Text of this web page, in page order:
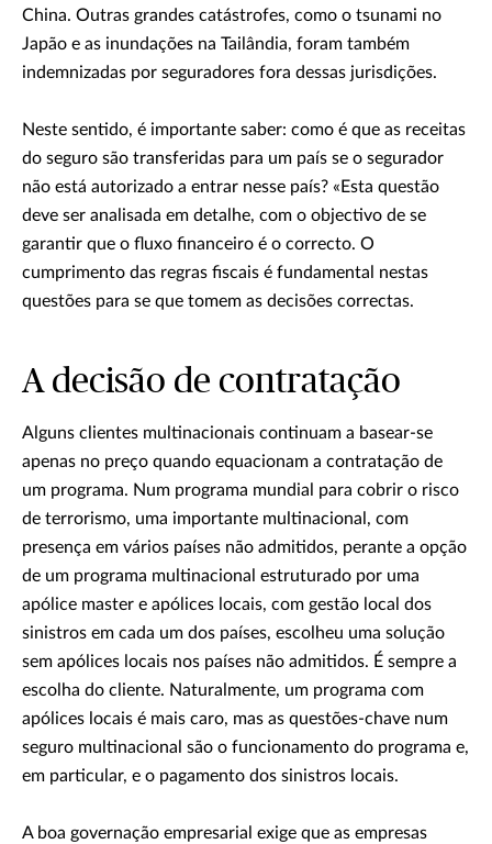
China. Outras grandes catástrofes, como o tsunami no
Japão e as inundações na Tailândia, foram também
indemnizadas por seguradores fora dessas jurisdições.
Neste sentido, é importante saber: como é que as receitas
do seguro são transferidas para um país se o segurador
não está autorizado a entrar nesse país? «Esta questão
deve ser analisada em detalhe, com o objectivo de se
garantir que o fluxo financeiro é o correcto. O
cumprimento das regras fiscais é fundamental nestas
questões para se que tomem as decisões correctas.
A decisão de contratação
Alguns clientes multinacionais continuam a basear-se
apenas no preço quando equacionam a contratação de
um programa. Num programa mundial para cobrir o risco
de terrorismo, uma importante multinacional, com
presença em vários países não admitidos, perante a opção
de um programa multinacional estruturado por uma
apólice master e apólices locais, com gestão local dos
sinistros em cada um dos países, escolheu uma solução
sem apólices locais nos países não admitidos. É sempre a
escolha do cliente. Naturalmente, um programa com
apólices locais é mais caro, mas as questões-chave num
seguro multinacional são o funcionamento do programa e,
em particular, e o pagamento dos sinistros locais.
A boa governação empresarial exige que as empresas